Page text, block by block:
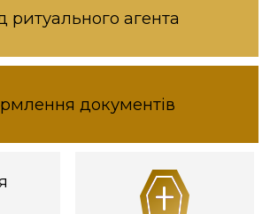
ритуального агента
документів